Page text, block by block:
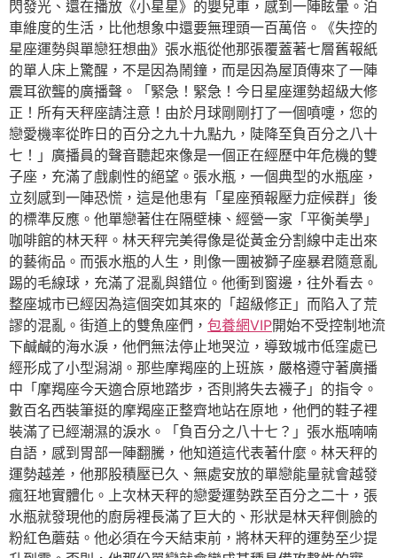
閃發光、還在播放《小星星》的嬰兒車，感到一陣眩暈。泊
車維度的生活，比他想象中還要無理頭一百萬倍。《失控的
星座運勢與單戀狂想曲》張水瓶從他那張覆蓋著七層舊報紙
的單人床上驚醒，不是因為鬧鐘，而是因為屋頂傳來了一陣
震耳欲聾的廣播聲。「緊急！緊急！今日星座運勢超級大修
正！所有天秤座請注意！由於月球剛剛打了一個噴嚏，您的
戀愛機率從昨日的百分之九十九點九，陡降至負百分之八十
七！」廣播員的聲音聽起來像是一個正在經歷中年危機的雙
子座，充滿了戲劇性的絕望。張水瓶，一個典型的水瓶座，
立刻感到一陣恐慌，這是他患有「星座預報壓力症候群」後
的標準反應。他單戀著住在隔壁棟、經營一家「平衡美學」
咖啡館的林天秤。林天秤完美得像是從黃金分割線中走出來
的藝術品。而張水瓶的人生，則像一團被獅子座暴君隨意亂
踢的毛線球，充滿了混亂與錯位。他衝到窗邊，往外看去。
整座城市已經因為這個突如其來的「超級修正」而陷入了荒
謬的混亂。街道上的雙魚座們， 包養網VIP開始不受控制地流
下鹹鹹的海水淚，他們無法停止地哭泣，導致城市低窪處已
經形成了小型潟湖。那些摩羯座的上班族，嚴格遵守著廣播
中「摩羯座今天適合原地踏步，否則將失去襪子」的指令。
數百名西裝筆挺的摩羯座正整齊地站在原地，他們的鞋子裡
裝滿了已經潮濕的淚水。「負百分之八十七？」張水瓶喃喃
自語，感到胃部一陣翻騰，他知道這代表著什麼。林天秤的
運勢越差，他那股積壓已久、無處安放的單戀能量就會越發
瘋狂地實體化。上次林天秤的戀愛運勢跌至百分之二十，張
水瓶就發現他的廚房裡長滿了巨大的、形狀是林天秤側臉的
粉紅色蘑菇。他必須在今天結束前，將林天秤的運勢至少提